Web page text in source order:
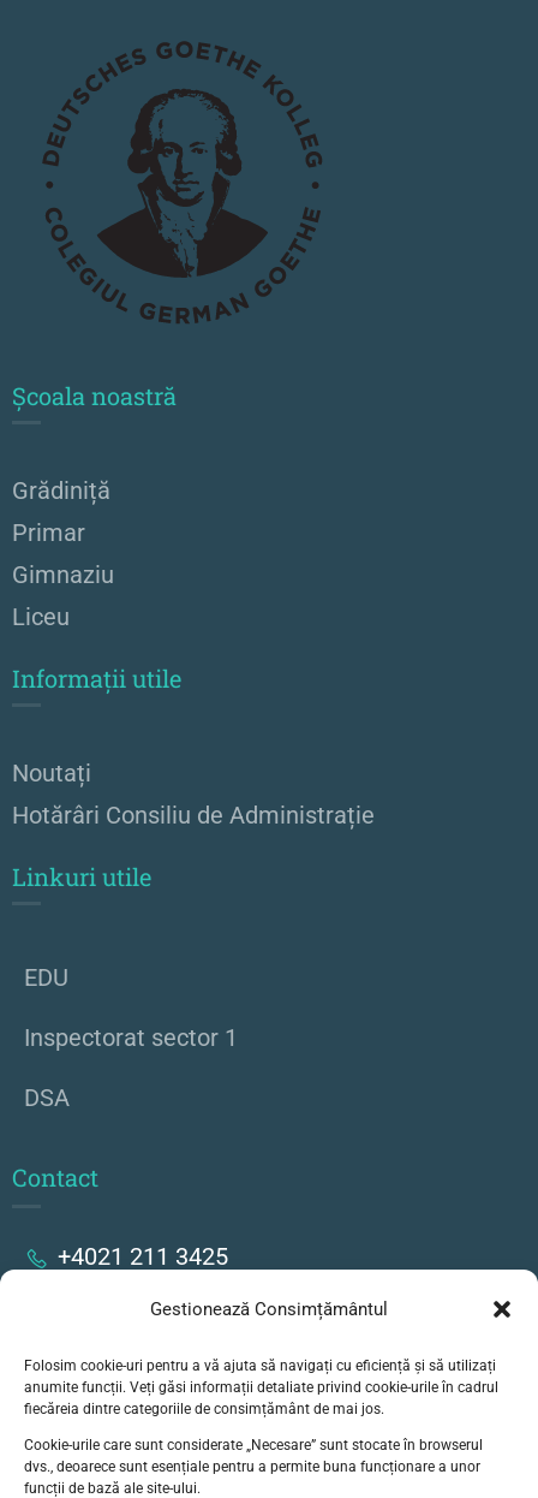
Gestionează Consimțământul
Folosim cookie-uri pentru a vă ajuta să navigați cu eficiență și să utilizați
anumite funcții. Veți găsi informații detaliate privind cookie-urile în cadrul
fiecăreia dintre categoriile de consimțământ de mai jos.
Cookie-urile care sunt considerate „Necesare” sunt stocate în browserul
dvs., deoarece sunt esențiale pentru a permite buna funcționare a unor
funcții de bază ale site-ului.
Școala noastră
Grădiniță
Primar
Gimnaziu
Liceu
Informații utile
Noutați
Hotărâri Consiliu de Administrație
Linkuri utile
EDU
Inspectorat sector 1
DSA
Contact
+4021 211 3425
Strada Stanislav Cihoschi 17, București
secretariat@colegiulgoethe.ro